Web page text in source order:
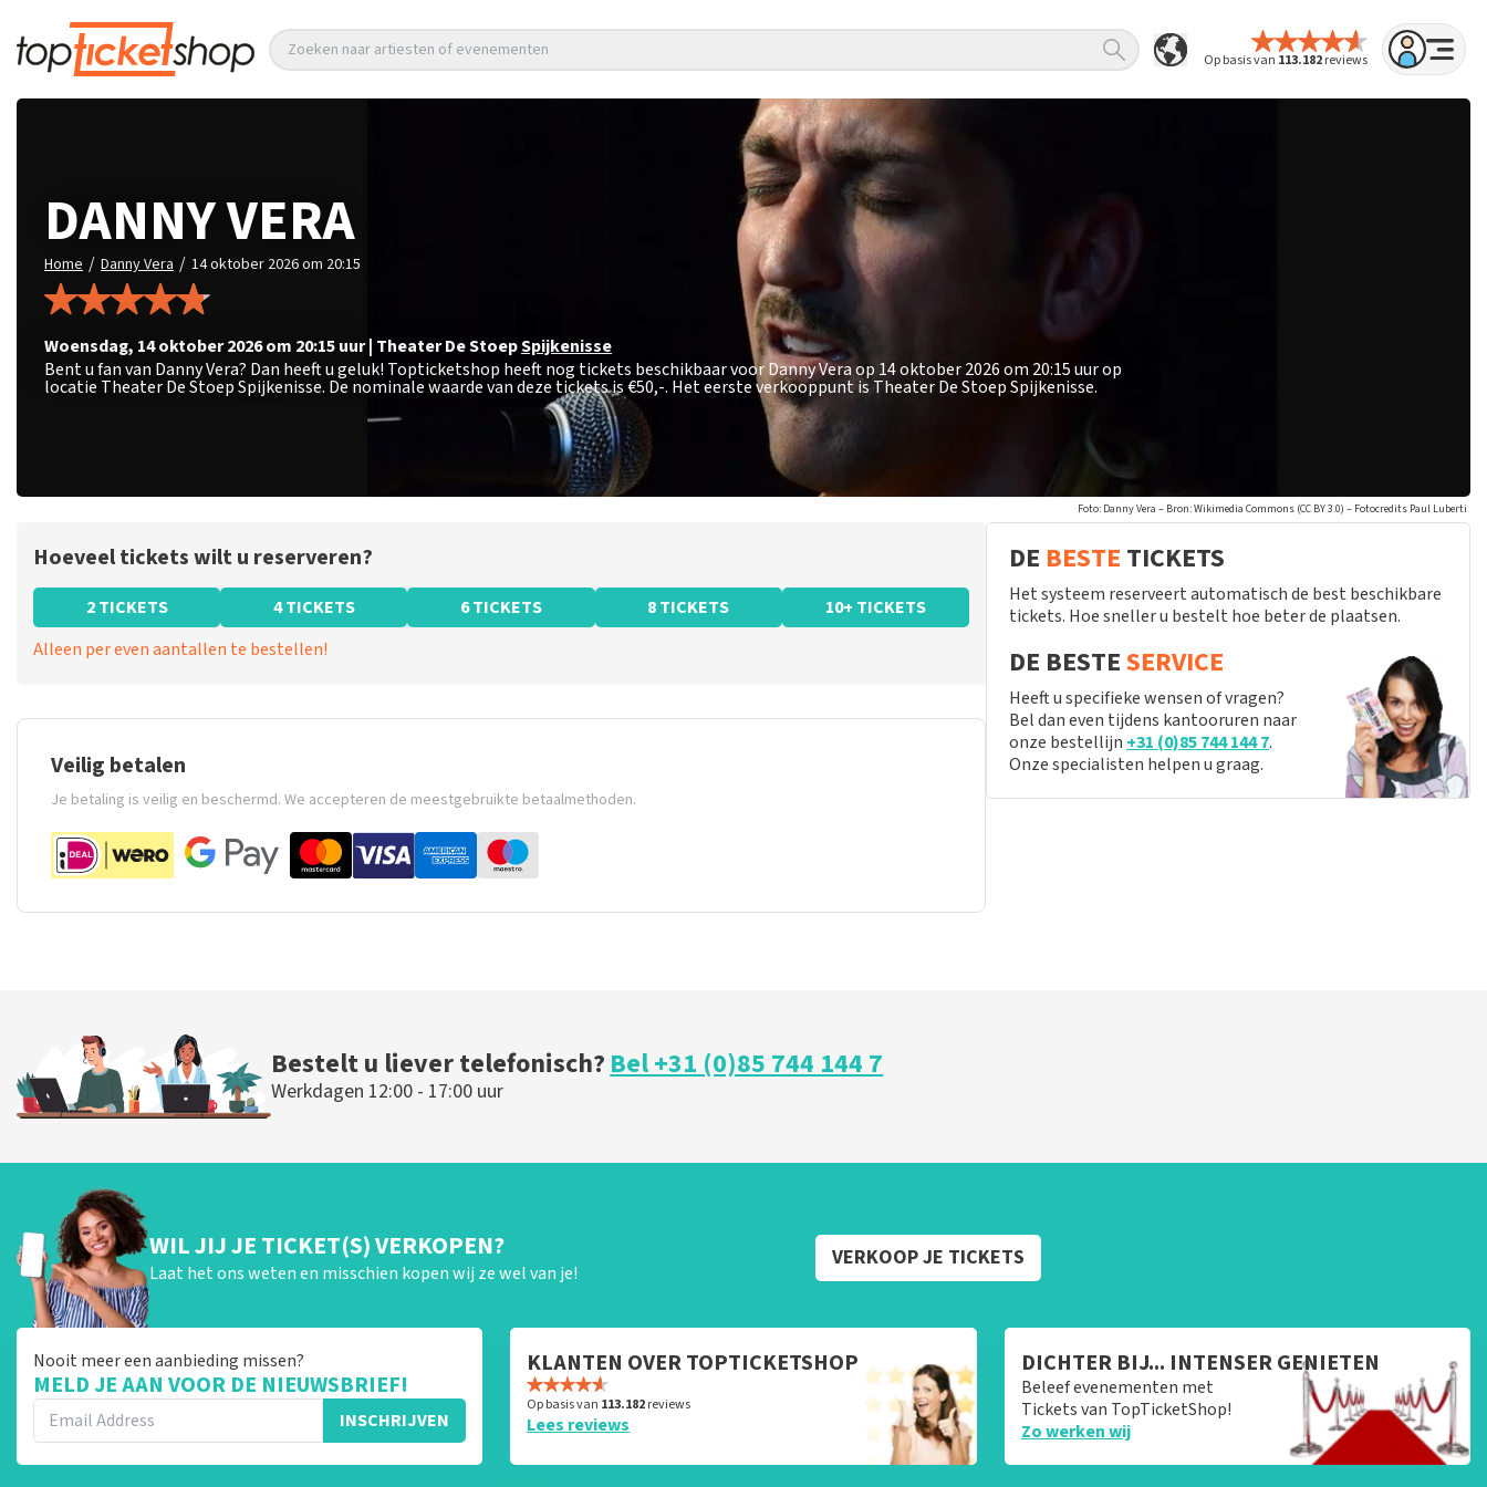
Op basis van 113.182reviews
Zoeken naar artiesten of evenementen
DANNY VERA
Home / Danny Vera / 14 oktober 2026 om 20:15
woensdag, 14 oktober 2026 om 20:15uur| Theater De StoepSpijkenisse
Bent u fan van Danny Vera? Dan heeft u geluk! Topticketshop heeft nog tickets beschikbaar voor Danny Vera op 14 oktober 2026 om 20:15 uur op
locatie Theater De Stoep Spijkenisse. De nominale waarde van deze tickets is€50,-. Het eerste verkooppunt is Theater De Stoep Spijkenisse.
Foto: Danny Vera – Bron: Wikimedia Commons (CC BY 3.0) – Fotocredits Paul Luberti
Hoeveel tickets wilt u reserveren?
2 TICKETS 4 TICKETS 6 TICKETS 8 TICKETS
10+ TICKETS
Alleen per even aantallen te bestellen!
Veilig betalen
Je betaling is veilig en beschermd. We accepteren de meestgebruikte betaalmethoden.
DE BESTE TICKETS
Het systeem reserveert automatisch de best beschikbare
tickets. Hoe sneller u bestelt hoe beter de plaatsen.
DE BESTESERVICE
Heeft u specifieke wensen of vragen?
Bel dan even tijdens kantooruren naar
onze bestellijn +31 (0)85 744 144 7.
Onze specialisten helpen u graag.
Bestelt u liever telefonisch?Bel +31 (0)85 744 144 7
Werkdagen 12:00 - 17:00 uur
WIL JIJ JE TICKET(S) VERKOPEN?
Laat het ons weten en misschien kopen wij ze wel van je!
VERKOOP JE TICKETS
Nooit meer een aanbieding missen?
MELD JE AAN VOOR DE NIEUWSBRIEF!
INSCHRIJVEN
KLANTEN OVER TOPTICKETSHOP
Op basis van 113.182reviews
Lees reviews
DICHTER BIJ... INTENSER GENIETEN
Beleef evenementen met
Tickets van TopTicketShop!
Zo werken wij